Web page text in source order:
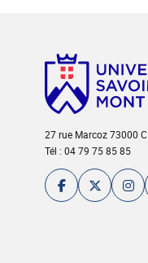
27 rue Marcoz 73000
Tél : 04 79 75 85 85